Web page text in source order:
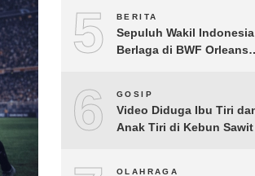
5 BERITA
Sepuluh Wakil
Berlaga di BWF Orleans
6 GOSIP
Video Diduga Ibu Tiri
Anak Tiri di Kebun Sawit
OLAHRAGA